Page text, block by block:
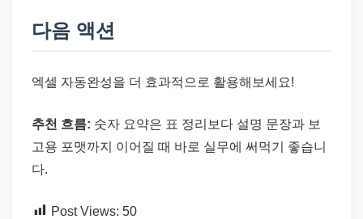
다음 액션
엑셀 자동완성을 더 효과적으로 활용해보세요!
추천 흐름: 숫자 요약은 표 정리보다 설명 문장과 보
고용 포맷까지 이어질 때 바로 실무에 써먹기 좋습니
다.
Post Views: 50